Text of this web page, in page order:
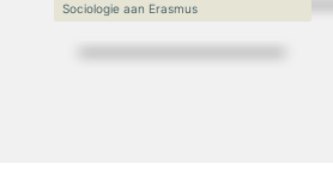
Sociologie aan Erasmus